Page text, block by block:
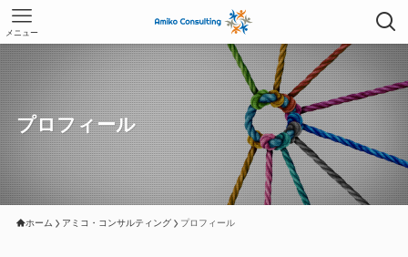
メニュー
プロフィール
ホーム アミコ・コンサルティング プロフィール